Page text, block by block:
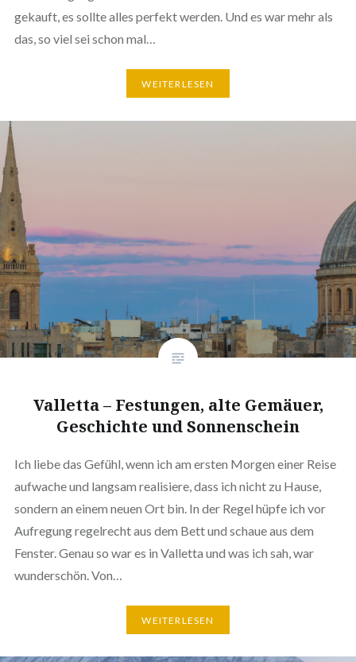
gekauft, es sollte alles perfekt werden. Und es war mehr als
das, so viel sei schon mal…
WEITERLESEN
Valletta – Festungen, alte Gemäuer,
Geschichte und Sonnenschein
Ich liebe das Gefühl, wenn ich am ersten Morgen einer Reise
aufwache und langsam realisiere, dass ich nicht zu Hause,
sondern an einem neuen Ort bin. In der Regel hüpfe ich vor
Aufregung regelrecht aus dem Bett und schaue aus dem
Fenster. Genau so war es in Valletta und was ich sah, war
wunderschön. Von…
WEITERLESEN